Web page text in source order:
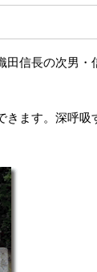
信長の次男・
ます。深呼吸